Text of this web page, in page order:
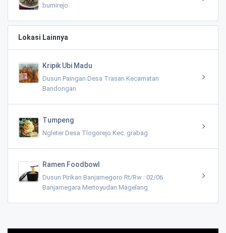
bumirejo
Lokasi Lainnya
Kripik Ubi Madu
Dusun Paingan Desa Trasan Kecamatan
Bandongan
Tumpeng
Ngleter Desa Tlogorejo Kec. grabag
Ramen Foodbowl
Dusun Pirikan Banjarnegoro Rt/Rw : 02/06
Banjarnegara Mertoyudan Magelang